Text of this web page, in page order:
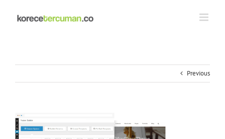
content
Previous